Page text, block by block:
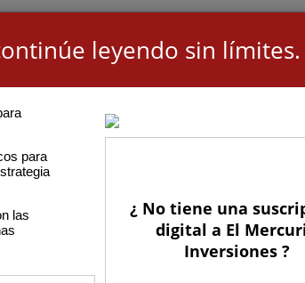
leyendo sin límites.
para
las
¿ No tiene una
digital a El
Inversiones ?